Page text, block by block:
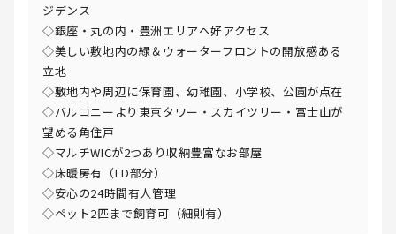
ジデンス
◇銀座・丸の内・豊洲エリアへ好アクセス
◇美しい敷地内の緑＆ウォーターフロントの開放感ある
立地
◇敷地内や周辺に保育園、幼稚園、小学校、公園が点在
◇バルコニーより東京タワー・スカイツリー・富士山が
望める角住戸
◇マルチWICが2つあり収納豊富なお部屋
◇床暖房有（LD部分）
◇安心の24時間有人管理
◇ペット2匹まで飼育可（細則有）